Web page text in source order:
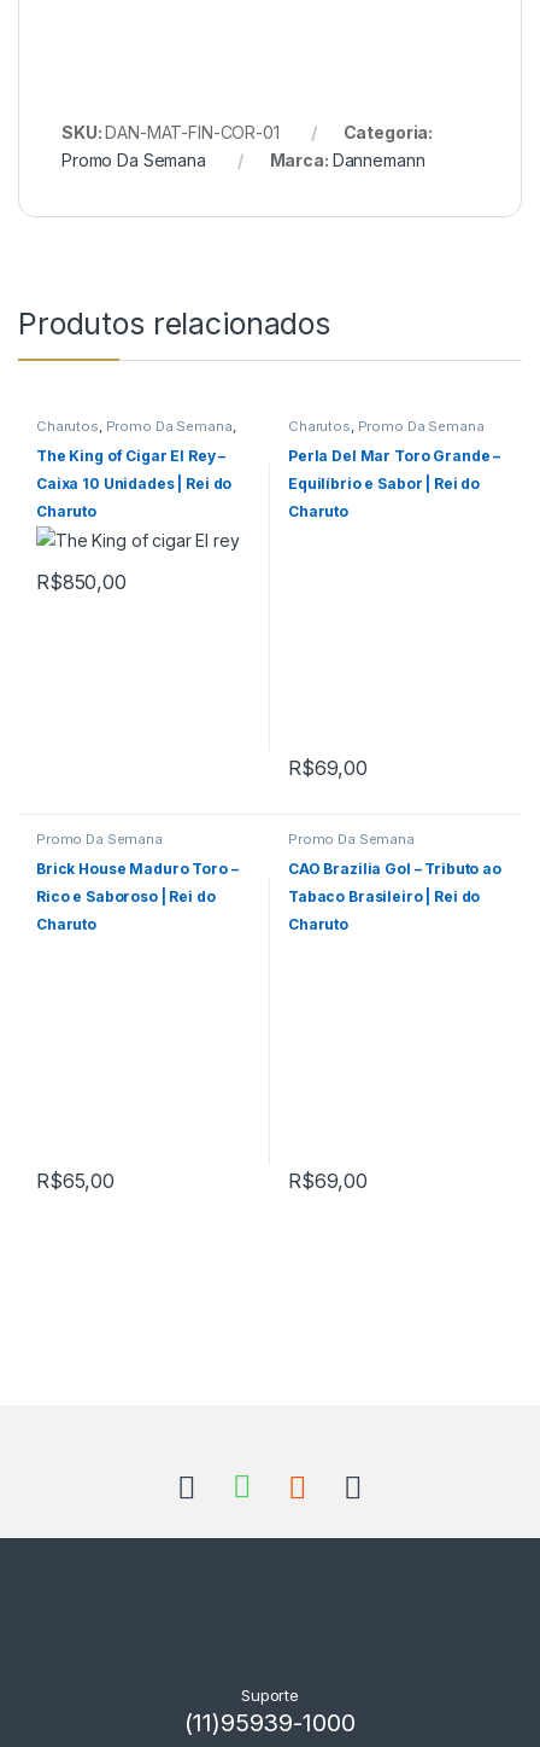
SKU:DAN-MAT-FIN-COR-01
Categoria:
Promo Da Semana
Marca: Dannemann
Produtos relacionados
Charutos, Promo Da Semana,
The King of Cigar El Rey –
Caixa 10 Unidades | Rei do
Charuto
R$850,00
Charutos, Promo Da Semana
Perla Del Mar Toro Grande –
Equilíbrio e Sabor | Rei do
Charuto
R$69,00
Promo Da Semana
Brick House Maduro Toro –
Rico e Saboroso | Rei do
Charuto
R$65,00
Promo Da Semana
CAO Brazilia Gol – Tributo ao
Tabaco Brasileiro | Rei do
Charuto
R$69,00
Suporte
(11)95939-1000